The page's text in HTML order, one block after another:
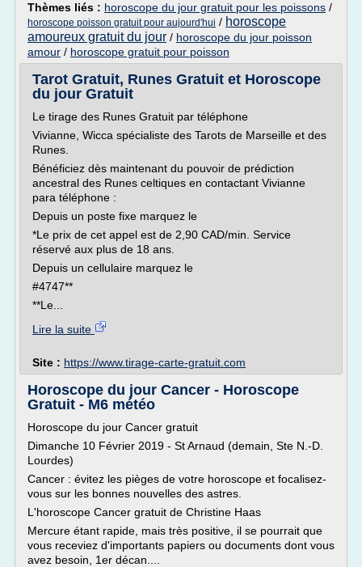
Thèmes liés : horoscope du jour gratuit pour les poissons /
horoscope poisson gratuit pour aujourd'hui / horoscope
amoureux gratuit du jour / horoscope du jour poisson
amour / horoscope gratuit pour poisson
Tarot Gratuit, Runes Gratuit et Horoscope
du jour Gratuit
Le tirage des Runes Gratuit par téléphone
Vivianne, Wicca spécialiste des Tarots de Marseille et des
Runes.
Bénéficiez dès maintenant du pouvoir de prédiction
ancestral des Runes celtiques en contactant Vivianne
para téléphone :
Depuis un poste fixe marquez le
*Le prix de cet appel est de 2,90 CAD/min. Service
réservé aux plus de 18 ans.
Depuis un cellulaire marquez le
#4747**
**Le...
Lire la suite
Site : https://www.tirage-carte-gratuit.com
Horoscope du jour Cancer - Horoscope
Gratuit - M6 météo
Horoscope du jour Cancer gratuit
Dimanche 10 Février 2019 - St Arnaud (demain, Ste N.-D.
Lourdes)
Cancer : évitez les pièges de votre horoscope et focalisez-
vous sur les bonnes nouvelles des astres.
L'horoscope Cancer gratuit de Christine Haas
Mercure étant rapide, mais très positive, il se pourrait que
vous receviez d'importants papiers ou documents dont vous
avez besoin, 1er décan....